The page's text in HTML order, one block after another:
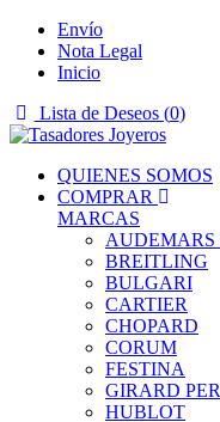
Envío
Nota Legal
Inicio
Lista de Deseos (0)
QUIENES SOMOS
COMPRAR
MARCAS
AUDEMARS
BREITLING
BULGARI
CARTIER
CHOPARD
CORUM
FESTINA
GIRARD
HUBLOT